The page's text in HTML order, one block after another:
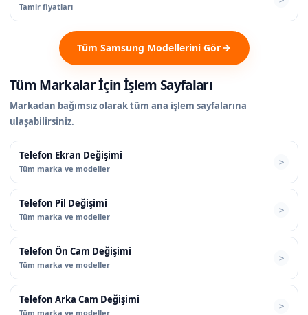
Tamir fiyatları
Tüm Samsung Modellerini Gör
Tüm Markalar İçin İşlem Sayfaları
Markadan bağımsız olarak tüm ana işlem sayfalarına
ulaşabilirsiniz.
Telefon Ekran Değişimi
Tüm marka ve modeller
Telefon Pil Değişimi
Tüm marka ve modeller
Telefon Ön Cam Değişimi
Tüm marka ve modeller
Telefon Arka Cam Değişimi
Tüm marka ve modeller